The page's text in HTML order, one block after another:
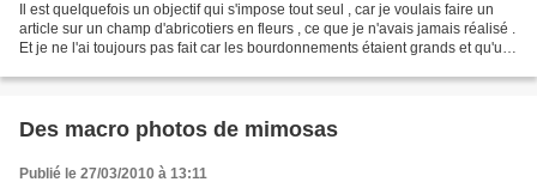
Il est quelquefois un objectif qui s'impose tout seul , car je voulais faire un
article sur un champ d'abricotiers en fleurs , ce que je n'avais jamais réalisé .
Et je ne l'ai toujours pas fait car les bourdonnements étaient grands et qu'un
Des macro photos de mimosas
Publié le 27/03/2010 à 13:11